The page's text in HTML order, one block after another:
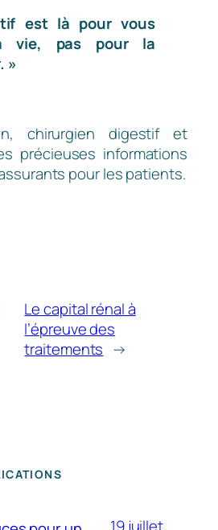
est là pour vous
vie, pas pour la
»
chirurgien digestif et
précieuses informations
pour les patients.
Le capital rénal à
l’épreuve des
traitements →